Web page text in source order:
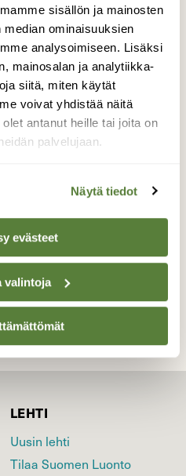
sisällön ja mainosten
ominaisuuksien
analysoimiseen. Lisäksi
mainosalan ja analytiikka-
siitä, miten käytät
voivat yhdistää näitä
antanut heille tai joita on
palvelujaan.
Näytä tiedot
evästeet
valintoja
mutta
kelpaa niillekin.
LISTAAN
LEHTI
Uusin lehti
Tilaa Suomen Luonto